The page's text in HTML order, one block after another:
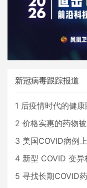
新冠病毒跟踪报道
1 后疫情时代的健
2 价格实惠的药物
3 美国COVID病例
4 新型 COVID 变异株
5 寻找长期COVID